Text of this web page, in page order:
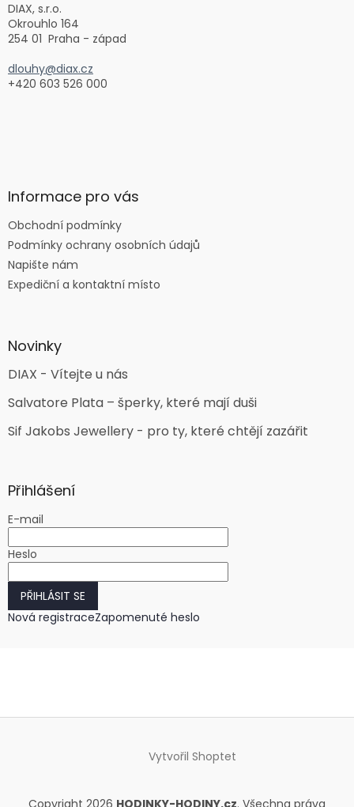
DIAX, s.r.o.
Okrouhlo 164
254 01 Praha - západ
dlouhy@diax.cz
+420 603 526 000
Informace pro vás
Obchodní podmínky
Podmínky ochrany osobních údajů
Napište nám
Expediční a kontaktní místo
Novinky
DIAX - Vítejte u nás
Salvatore Plata – šperky, které mají duši
Sif Jakobs Jewellery - pro ty, které chtějí zazářit
Přihlášení
E-mail
Heslo
PŘIHLÁSIT SE
Nová registraceZapomenuté heslo
Vytvořil Shoptet